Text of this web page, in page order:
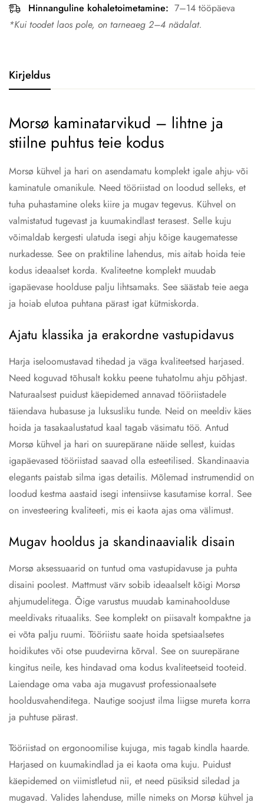
Hinnanguline kohaletoimetamine: 7–14 tööpäeva
*Kui toodet laos pole, on tarneaeg 2–4 nädalat.
Kirjeldus
Morsø kaminatarvikud – lihtne ja
stiilne puhtus teie kodus
Morsø kühvel ja hari on asendamatu komplekt igale ahju- või
kaminatule omanikule. Need tööriistad on loodud selleks, et
tuha puhastamine oleks kiire ja mugav tegevus. Kühvel on
valmistatud tugevast ja kuumakindlast terasest. Selle kuju
võimaldab kergesti ulatuda isegi ahju kõige kaugematesse
nurkadesse. See on praktiline lahendus, mis aitab hoida teie
kodus ideaalset korda. Kvaliteetne komplekt muudab
igapäevase hoolduse palju lihtsamaks. See säästab teie aega
ja hoiab elutoa puhtana pärast igat kütmiskorda.
Ajatu klassika ja erakordne vastupidavus
Harja iseloomustavad tihedad ja väga kvaliteetsed harjased.
Need koguvad tõhusalt kokku peene tuhatolmu ahju põhjast.
Naturaalsest puidust käepidemed annavad tööriistadele
täiendava hubasuse ja luksusliku tunde. Neid on meeldiv käes
hoida ja tasakaalustatud kaal tagab väsimatu töö. Antud
Morsø kühvel ja hari on suurepärane näide sellest, kuidas
igapäevased tööriistad saavad olla esteetilised. Skandinaavia
elegants paistab silma igas detailis. Mõlemad instrumendid on
loodud kestma aastaid isegi intensiivse kasutamise korral. See
on investeering kvaliteeti, mis ei kaota ajas oma välimust.
Mugav hooldus ja skandinaavialik disain
Morsø aksessuaarid on tuntud oma vastupidavuse ja puhta
disaini poolest. Mattmust värv sobib ideaalselt kõigi Morsø
ahjumudelitega. Õige varustus muudab kaminahoolduse
meeldivaks rituaaliks. See komplekt on piisavalt kompaktne ja
ei võta palju ruumi. Tööriistu saate hoida spetsiaalsetes
hoidikutes või otse puudevirna kõrval. See on suurepärane
kingitus neile, kes hindavad oma kodus kvaliteetseid tooteid.
Laiendage oma vaba aja mugavust professionaalsete
hooldusvahenditega. Nautige soojust ilma liigse mureta korra
ja puhtuse pärast.
Tööriistad on ergonoomilise kujuga, mis tagab kindla haarde.
Harjased on kuumakindlad ja ei kaota oma kuju. Puidust
käepidemed on viimistletud nii, et need püsiksid siledad ja
mugavad. Valides lahenduse, mille nimeks on Morsø kühvel ja